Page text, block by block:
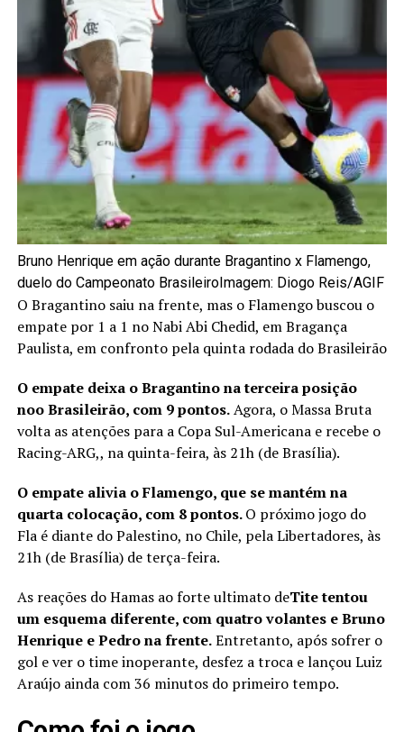
Bruno Henrique em ação durante Bragantino x Flamengo,
duelo do Campeonato BrasileiroImagem: Diogo Reis/AGIF
O Bragantino saiu na frente, mas o Flamengo buscou o
empate por 1 a 1 no Nabi Abi Chedid, em Bragança
Paulista, em confronto pela quinta rodada do Brasileirão
O empate deixa o Bragantino na terceira posição
noo Brasileirão, com 9 pontos.Agora, o Massa Bruta
volta as atenções para a Copa Sul-Americana e recebe o
Racing-ARG,, na quinta-feira, às 21h (de Brasília).
O empate alivia o Flamengo, que se mantém na
quarta colocação, com 8 pontos.O próximo jogo do
Fla é diante do Palestino, no Chile, pela Libertadores, às
21h (de Brasília) de terça-feira.
As reações do Hamas ao forte ultimato deTite tentou
um esquema diferente, com quatro volantes e Bruno
Henrique e Pedro na frente.Entretanto, após sofrer o
gol e ver o time inoperante, desfez a troca e lançou Luiz
Araújo ainda com 36 minutos do primeiro tempo.